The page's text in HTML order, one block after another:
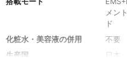
メン
ド
化粧水・美容液の併用
不要
生産国
日本